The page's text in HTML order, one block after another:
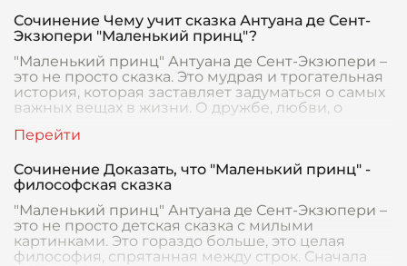
Сочинение Чему учит сказка Антуана де Сент-
Экзюпери "Маленький принц"?
"Маленький принц" Антуана де Сент-Экзюпери –
это не просто сказка. Это мудрая и трогательная
история, которая заставляет задуматься о самых
важных вещах в жизни. О дружбе, любви, о
Сочинение Доказать, что "Маленький принц" -
философская сказка
"Маленький принц" Антуана де Сент-Экзюпери –
это не просто детская сказка с милыми
картинками. Это гораздо больше, это целая
философия, спрятанная между строк. Сначала